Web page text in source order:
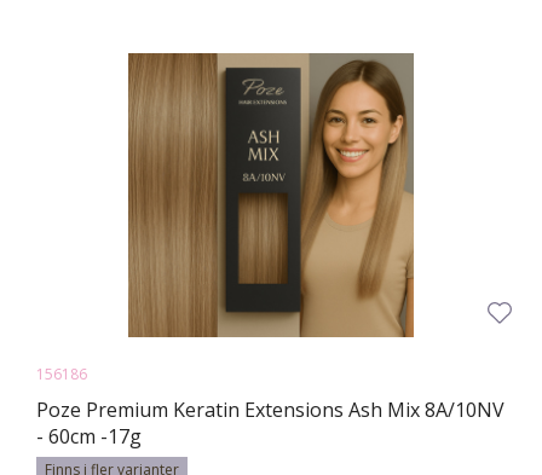
156186
Poze Premium Keratin Extensions Ash Mix 8A/10NV
- 60cm -17g
Finns i fler varianter